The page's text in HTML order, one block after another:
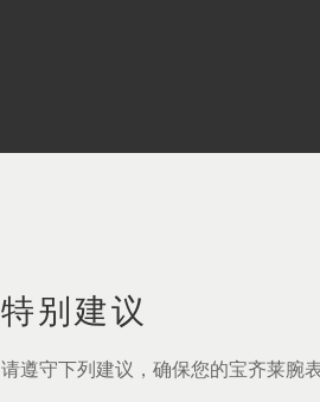
特别建议
请遵守下列建议，确保您的宝齐莱腕